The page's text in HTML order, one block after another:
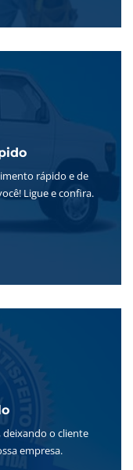
rápido e de
Ligue e confira.
deixando o cliente
empresa.